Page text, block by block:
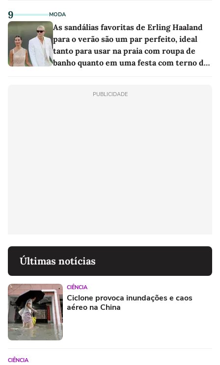
9 MODA
As sandálias favoritas de Erling Haaland
para o verão são um par perfeito, ideal
tanto para usar na praia com roupa de
banho quanto em uma festa com terno de
PUBLICIDADE
Últimas notícias
CIÊNCIA
Ciclone provoca inundações e caos
aéreo na China
CIÊNCIA